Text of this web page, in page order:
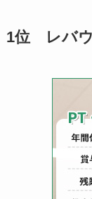
1位 レバウ